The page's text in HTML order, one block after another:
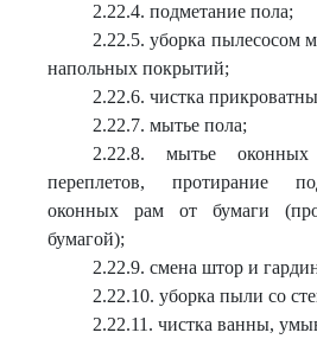
2.22.4. подметание пола;
2.22.5. уборка пылесосом
напольных покрытий;
2.22.6. чистка
2.22.7. мытье пола;
2.22.8. мытье
переплетов, протирание
оконных рам от бумаги
бумагой);
2.22.9. смена штор и
2.22.10. уборка пыли со
2.22.11. чистка ванны,